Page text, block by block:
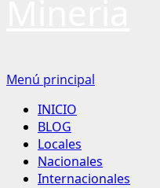
Menú principal
INICIO
BLOG
Locales
Nacionales
Internacionales